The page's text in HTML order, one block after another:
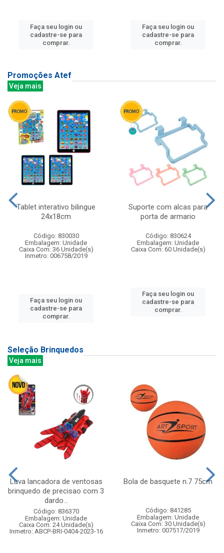
Faça seu login ou
cadastre-se para
comprar.
Faça seu login ou
cadastre-se para
comprar.
Promoções Atef
Veja mais
Tablet interativo bilingue
24x18cm
Código: 830030
Embalagem: Unidade
Caixa Com: 36 Unidade(s)
Inmetro: 006758/2019
Faça seu login ou
cadastre-se para
comprar.
Suporte com alcas para
porta de armario
Código: 830624
Embalagem: Unidade
Caixa Com: 60 Unidade(s)
Faça seu login ou
cadastre-se para
comprar.
Seleção Brinquedos
Veja mais
Luva lancadora de ventosas
brinquedo de precisao com 3
dardo...
Código: 836370
Embalagem: Unidade
Caixa Com: 24 Unidade(s)
Inmetro: ABCP-BRI-0404-2023-16
Bola de basquete n.7 75cm
Código: 841285
Embalagem: Unidade
Caixa Com: 30 Unidade(s)
Inmetro: 007517/2019